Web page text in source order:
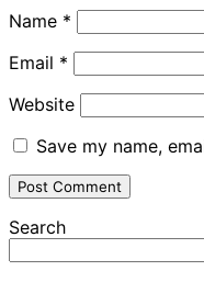
Name *
Email *
Website
Save my name,
Search